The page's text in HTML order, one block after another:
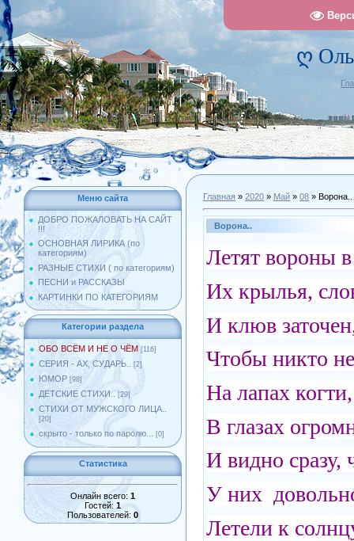
ღ
Меню сайта
ДОБРО ПОЖАЛОВАТЬ НА САЙТ
!!!
ОСНОВНАЯ ЛИРИКА (по
категориям)
РАЗНЫЕ СТИХИ ( по категориям)
ПЕСНИ и РАССКАЗЫ
КАРТИНКИ ПО КАТЕГОРИЯМ
Категории раздела
ОБО ВСЁМ И НЕ О ЧЁМ [116]
СЕРИЯ - АХ, СУДАРЬ.. [2]
ЮМОР [98]
ДЕТСКИЕ СТИХИ.. [29]
СТИХИ ОТ МУЖСКОГО ЛИЦА..
[20]
скрыто - только по паролю... [0]
Статистика
Онлайн всего: 1
Гостей: 1
Пользователей: 0
Главная » 2020 » Май » 08 » Ворона..
Ворона..
Летят вороны
Их крылья,
И клюв
Чтобы никто
На лапах
В глазах
И видно сразу,
У них
Летели к